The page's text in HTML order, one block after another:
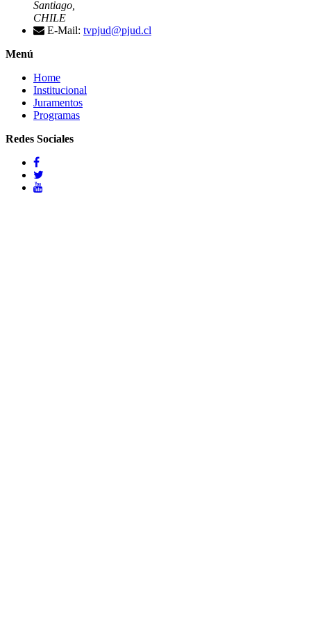
Santiago,
CHILE
E-Mail: tvpjud@pjud.cl
Menú
Home
Institucional
Juramentos
Programas
Redes Sociales